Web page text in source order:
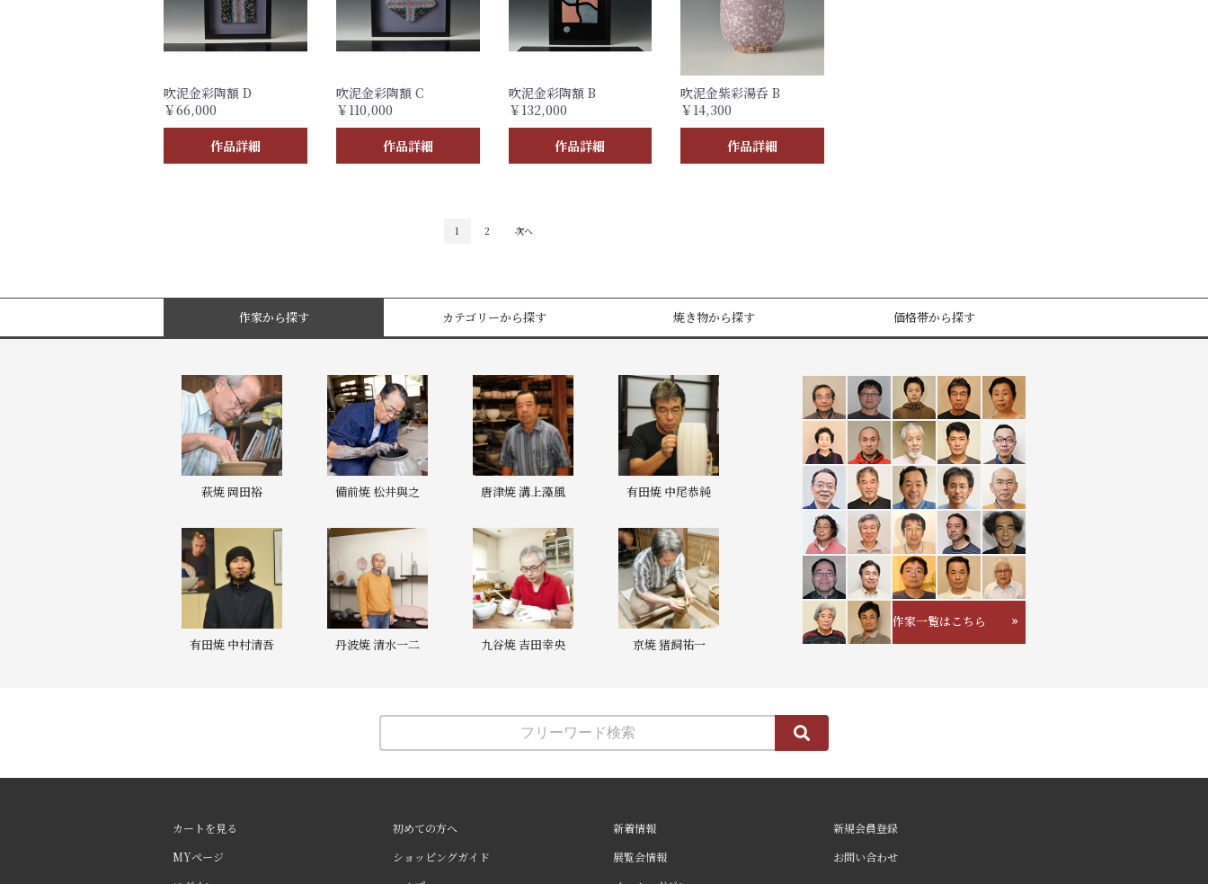
吹泥金彩陶額 D
￥66,000
作品詳細
吹泥金彩陶額 C
￥110,000
作品詳細
吹泥金彩陶額 B
￥132,000
作品詳細
吹泥金紫彩湯呑 B
￥14,300
作品詳細
1 2 次へ
作家から探す カテゴリーから探す 焼き物から探す 価格帯から探す
萩焼 岡田裕 備前焼 松井與之 唐津焼 溝上藻風 有田焼 中尾恭純
有田焼 中村清吾 丹波焼 清水一二 九谷焼 吉田幸央 京焼 猪飼祐一
作家一覧はこちら
カートを見る
MYページ
初めての方へ
ショッピングガイド
新着情報
展覧会情報
新規会員登録
お問い合わせ